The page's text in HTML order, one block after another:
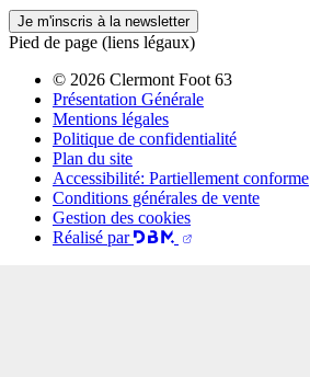
Je m'inscris à la newsletter
Pied de page (liens légaux)
© 2026 Clermont Foot 63
Présentation Générale
Mentions légales
Politique de confidentialité
Plan du site
Accessibilité: Partiellement conforme
Conditions générales de vente
Gestion des cookies
Réalisé par